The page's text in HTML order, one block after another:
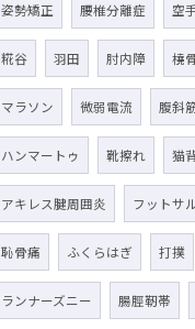
姿勢矯正 腰椎分離症 空
糀谷 羽田 肘内障 橈
マラソン 微弱電流 腹斜
ハンマートゥ 靴擦れ 猫
アキレス腱周囲炎 フットサ
恥骨痛 ふくらはぎ 打撲
ランナーズニー 腸脛靭帯